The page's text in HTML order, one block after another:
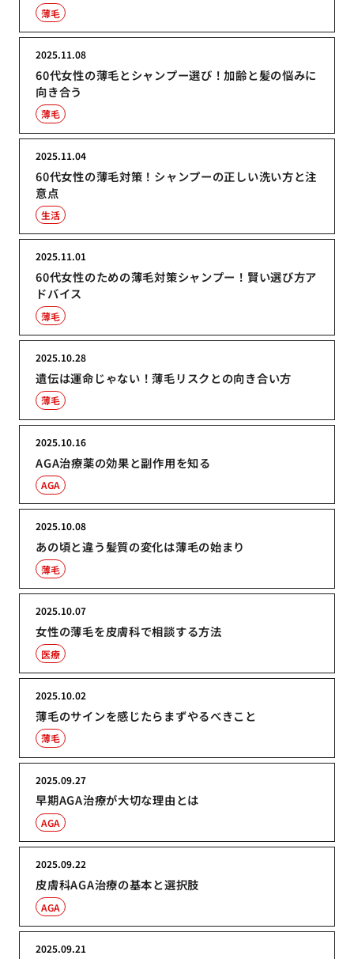
薄毛
60代女性の薄毛とシャンプー選び！加齢と髪の悩みに
向き合う
2025.11.08
薄毛
60代女性の薄毛対策！シャンプーの正しい洗い方と注
意点
2025.11.04
生活
60代女性のための薄毛対策シャンプー！賢い選び方ア
ドバイス
2025.11.01
薄毛
遺伝は運命じゃない！薄毛リスクとの向き合い方
2025.10.28
薄毛
AGA治療薬の効果と副作用を知る
2025.10.16
AGA
あの頃と違う髪質の変化は薄毛の始まり
2025.10.08
薄毛
女性の薄毛を皮膚科で相談する方法
2025.10.07
医療
薄毛のサインを感じたらまずやるべきこと
2025.10.02
薄毛
早期AGA治療が大切な理由とは
2025.09.27
AGA
皮膚科AGA治療の基本と選択肢
2025.09.22
AGA
2025.09.21